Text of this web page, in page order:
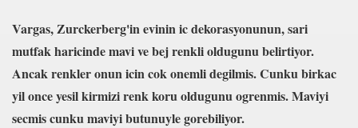
Vargas, Zurckerberg'in evinin ic dekorasyonunun, sari
mutfak haricinde mavi ve bej renkli oldugunu belirtiyor.
Ancak renkler onun icin cok onemli degilmis. Cunku birkac
yil once yesil kirmizi renk koru oldugunu ogrenmis. Maviyi
secmis cunku maviyi butunuyle gorebiliyor.